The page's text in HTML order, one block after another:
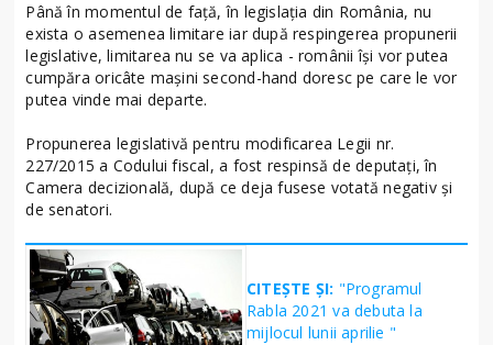
Până în momentul de față, în legislația din România, nu
exista o asemenea limitare iar după respingerea propunerii
legislative, limitarea nu se va aplica - românii își vor putea
cumpăra oricâte mașini second-hand doresc pe care le vor
putea vinde mai departe.
Propunerea legislativă pentru modificarea Legii nr.
227/2015 a Codului fiscal, a fost respinsă de deputați, în
Camera decizională, după ce deja fusese votată negativ și
de senatori.
CITEȘTE ȘI: "Programul
Rabla 2021 va debuta la
mijlocul lunii aprilie "